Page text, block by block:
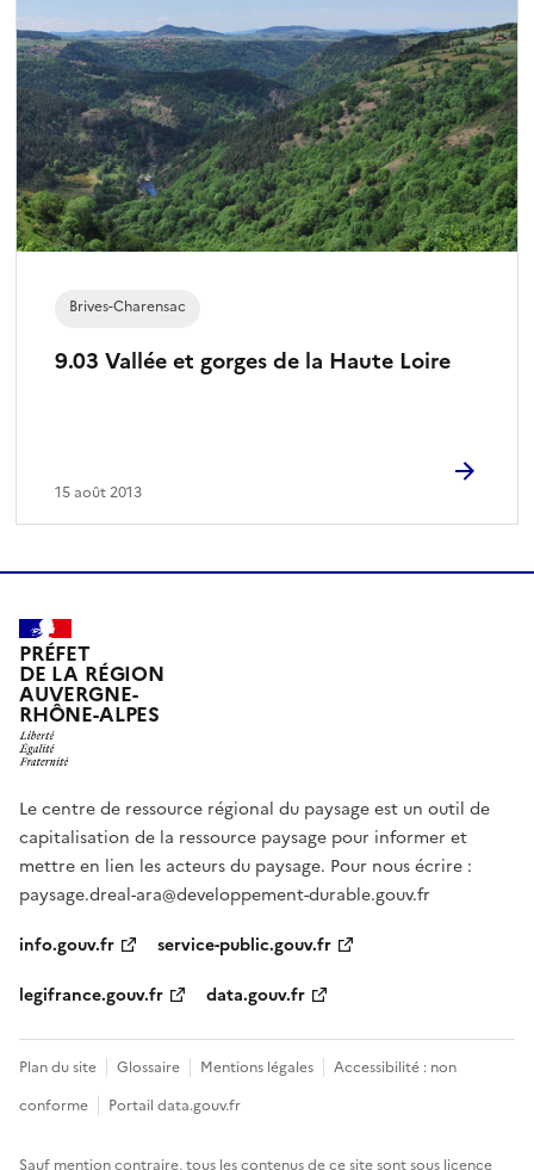
9.03 Vallée et gorges de la Haute Loire
Brives-Charensac
15 août 2013
PRÉFET
DE LA RÉGION
AUVERGNE-
RHÔNE-ALPES
Le centre de ressource régional du paysage est un outil de
capitalisation de la ressource paysage pour informer et
mettre en lien les acteurs du paysage. Pour nous écrire :
paysage.dreal-ara@developpement-durable.gouv.fr
info.gouv.fr
service-public.gouv.fr
legifrance.gouv.fr
data.gouv.fr
Plan du site Glossaire Mentions légales
Accessibilité : non
conforme
Portail data.gouv.fr
Sauf mention contraire, tous les contenus de ce site sont sous licence